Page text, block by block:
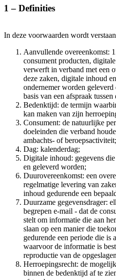
1 – Definities
In deze voorwaarden wordt
Aanvullende overeenkomst:
consument producten,
verwerft in verband met een
deze zaken, digitale inhoud
ondernemer worden
basis van een afspraak
Bedenktijd: de termijn
kan maken van zijn
Consument: de natuurlijke
doeleinden die verband
ambachts- of beroepsactiviteit;
Dag: kalenderdag;
Digitale inhoud: gegevens
en geleverd worden;
Duurovereenkomst: een
regelmatige levering van
inhoud gedurende een
Duurzame gegevensdrager:
begrepen e-mail - dat de
stelt om informatie die aan
slaan op een manier die
gedurende een periode die is
waarvoor de informatie is
reproductie van de
Herroepingsrecht: de
binnen de bedenktijd af te